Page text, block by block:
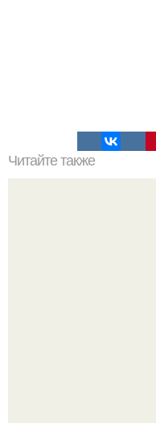
Читайте также